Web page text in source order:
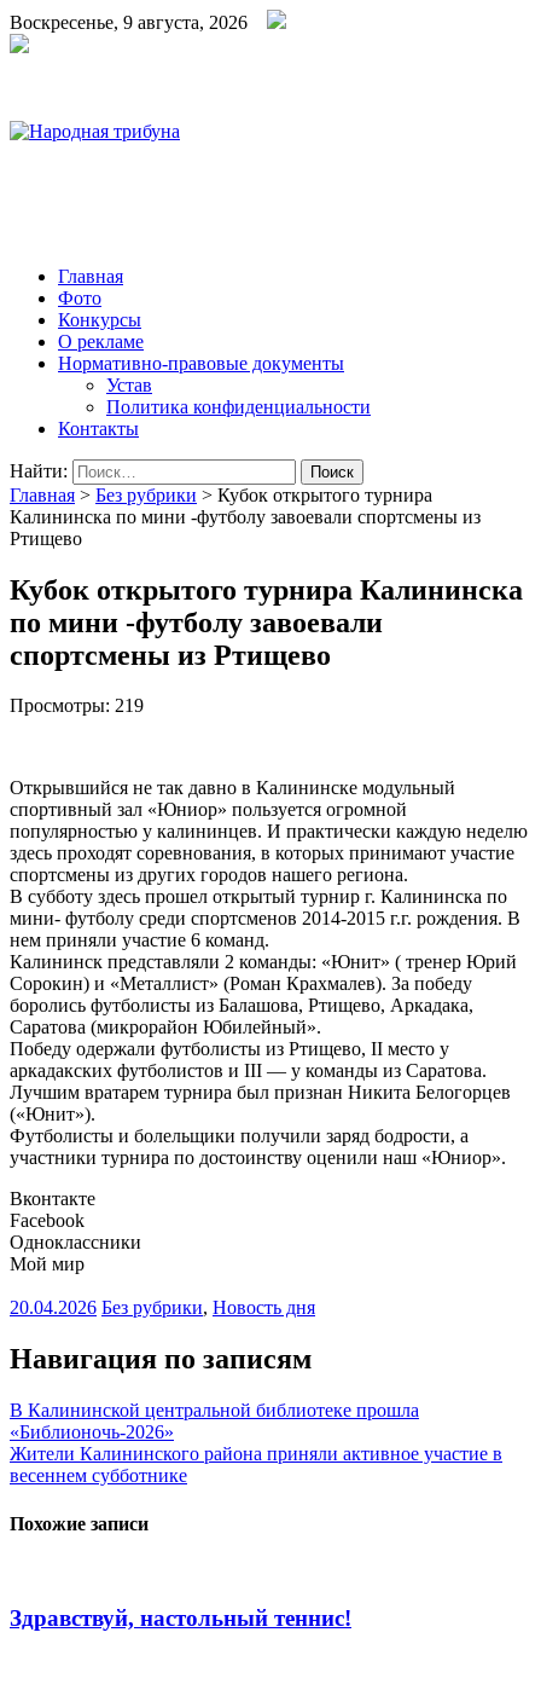
Воскресенье, 9 августа, 2026
Главная
Фото
Конкурсы
О рекламе
Нормативно-правовые документы
Устав
Политика конфиденциальности
Контакты
Найти:
Главная > Без рубрики > Кубок открытого турнира
Калининска по мини -футболу завоевали спортсмены из
Ртищево
Кубок открытого турнира Калининска
по мини -футболу завоевали
спортсмены из Ртищево
Просмотры: 219
Открывшийся не так давно в Калининске модульный
спортивный зал «Юниор» пользуется огромной
популярностью у калининцев. И практически каждую неделю
здесь проходят соревнования, в которых принимают участие
спортсмены из других городов нашего региона.
В субботу здесь прошел открытый турнир г. Калининска по
мини- футболу среди спортсменов 2014-2015 г.г. рождения. В
нем приняли участие 6 команд.
Калининск представляли 2 команды: «Юнит» ( тренер Юрий
Сорокин) и «Металлист» (Роман Крахмалев). За победу
боролись футболисты из Балашова, Ртищево, Аркадака,
Саратова (микрорайон Юбилейный».
Победу одержали футболисты из Ртищево, II место у
аркадакских футболистов и III — у команды из Саратова.
Лучшим вратарем турнира был признан Никита Белогорцев
(«Юнит»).
Футболисты и болельщики получили заряд бодрости, а
участники турнира по достоинству оценили наш «Юниор».
Вконтакте
Facebook
Одноклассники
Мой мир
20.04.2026 Без рубрики, Новость дня
Навигация по записям
В Калининской центральной библиотеке прошла
«Библионочь-2026»
Жители Калининского района приняли активное участие в
весеннем субботнике
Похожие записи
Здравствуй, настольный теннис!